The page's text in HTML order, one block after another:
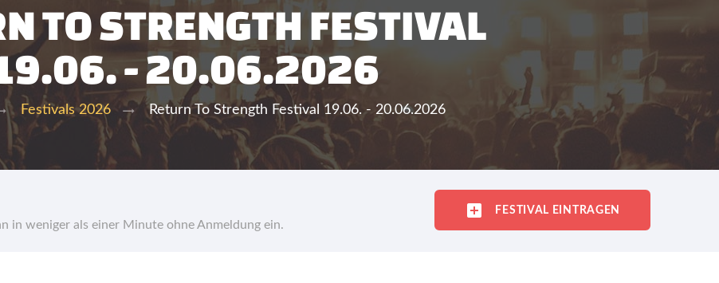
TO STRENGTH FESTIVAL
- 20.06.2026
Festivals 2026 Return To Strength Festival 19.06. - 20.06.2026
in weniger als einer Minute ohne Anmeldung ein.
FESTIVAL EINTRAGEN